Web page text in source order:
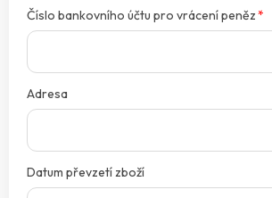
Číslo bankovního účtu pro vrácení peněz*
Adresa
Datum převzetí zboží